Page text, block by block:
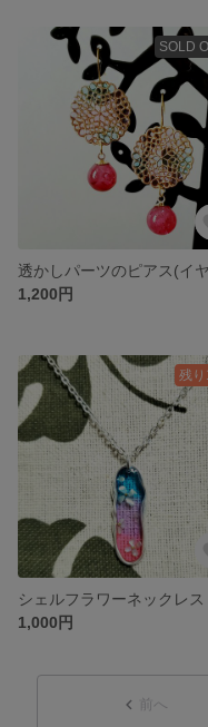
SOLD
1,200円
残り
シェルフラワーネックレス
1,000円
前へ